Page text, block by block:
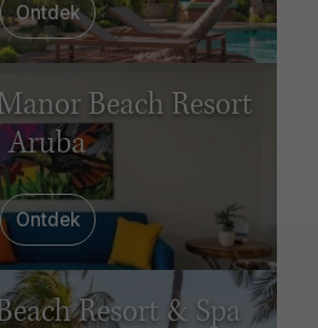
Ontdek
Beach Resort
Aruba
Ontdek
Resort & Spa